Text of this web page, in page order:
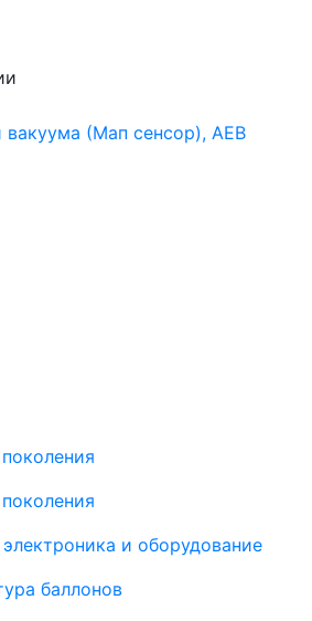
вакуума (Мап сенсор), AEB
и оборудование
баллонов